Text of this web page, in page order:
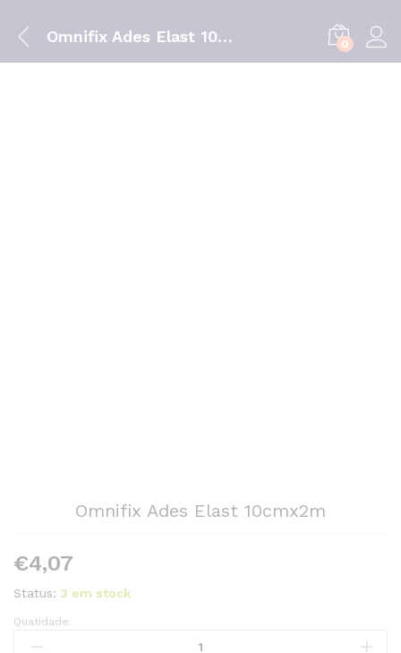
Omnifix Ades Elast 10cmx2m 0
Omnifix Ades Elast 10cmx2m
€4,07
Status: 3 em stock
Omnifix
Ades
Quatidade: